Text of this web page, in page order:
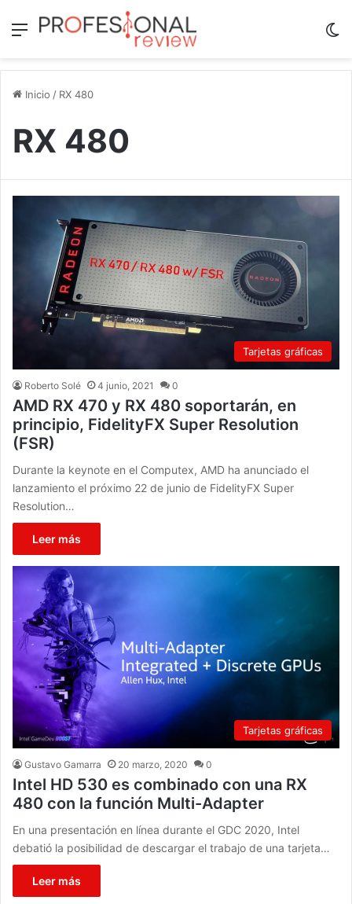
Menú
Inicio / RX 480
RX 480
Tarjetas gráficas
Roberto Solé 4 junio, 2021 0
AMD RX 470 y RX 480 soportarán, en
principio, FidelityFX Super Resolution
(FSR)
Durante la keynote en el Computex, AMD ha anunciado el
lanzamiento el próximo 22 de junio de FidelityFX Super
Resolution…
Leer más
Tarjetas gráficas
Gustavo Gamarra 20 marzo, 2020 0
Intel HD 530 es combinado con una RX
480 con la función Multi-Adapter
En una presentación en línea durante el GDC 2020, Intel
debatió la posibilidad de descargar el trabajo de una tarjeta…
Leer más